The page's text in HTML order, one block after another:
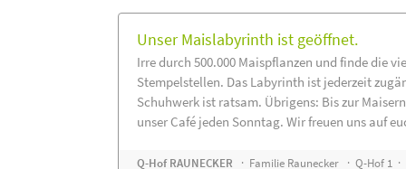
Unser Maislabyrinth ist geöffnet.
Irre durch 500.000 Maispflanzen und finde die
Stempelstellen. Das Labyrinth ist jederzeit
Schuhwerk ist ratsam. Übrigens: Bis zur
unser Café jeden Sonntag. Wir freuen uns auf
Q-Hof RAUNECKER · Familie Raunecker · Q-Hof 1